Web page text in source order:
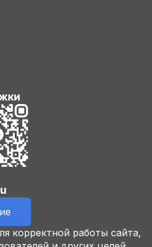
корректной работы сайта,